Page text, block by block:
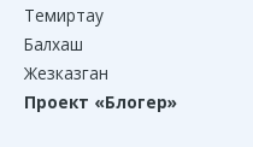
Темиртау
Балхаш
Жезказган
Проект «Блогер»